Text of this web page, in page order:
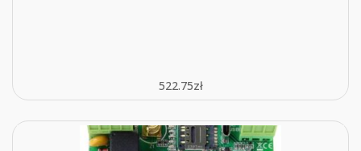
522.75zł